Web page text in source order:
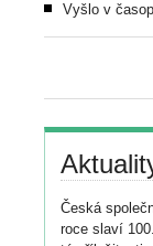
Vyšlo v
Česká
roce slaví